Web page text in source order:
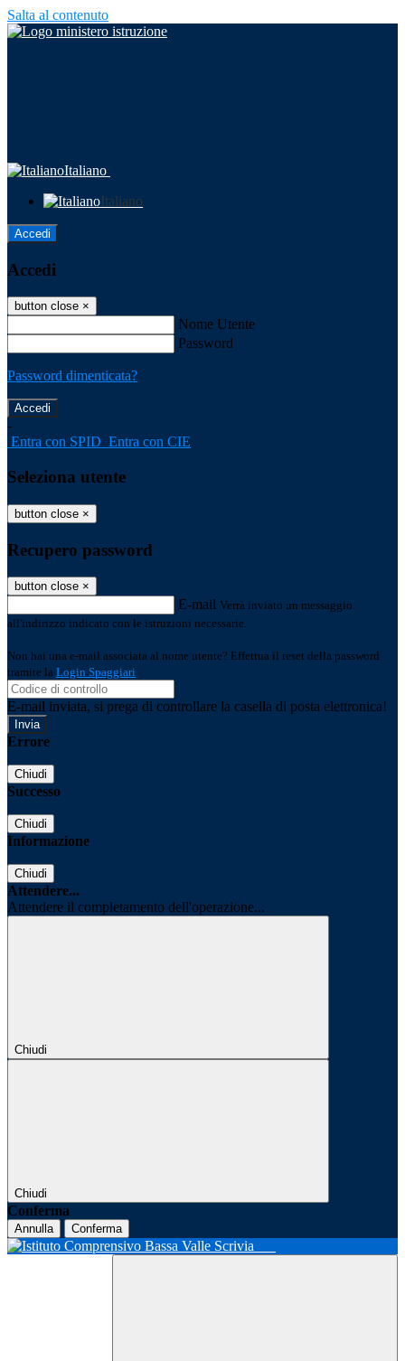
Salta al contenuto
Italiano
Italiano
Accedi
Accedi
button close ×
Nome Utente
Password
Password dimenticata?
-
Entra con SPID Entra con CIE
Seleziona utente
button close ×
Recupero password
button close ×
E-mail Verrà inviato un messaggio
all'indirizzo indicato con le istruzioni necessarie.
Non hai una e-mail associata al nome utente? Effettua il reset della password
tramite la Login Spaggiari
E-mail inviata, si prega di controllare la casella di posta elettronica!
Errore
Chiudi
Successo
Chiudi
Informazione
Chiudi
Attendere...
Attendere il completamento dell'operazione...
Chiudi
Chiudi
Conferma
Annulla Conferma